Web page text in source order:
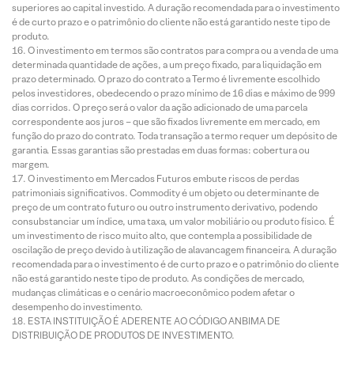
superiores ao capital investido. A duração recomendada para o investimento
é de curto prazo e o patrimônio do cliente não está garantido neste tipo de
produto.
O investimento em termos são contratos para compra ou a venda de uma
determinada quantidade de ações, a um preço fixado, para liquidação em
prazo determinado. O prazo do contrato a Termo é livremente escolhido
pelos investidores, obedecendo o prazo mínimo de 16 dias e máximo de 999
dias corridos. O preço será o valor da ação adicionado de uma parcela
correspondente aos juros – que são fixados livremente em mercado, em
função do prazo do contrato. Toda transação a termo requer um depósito de
garantia. Essas garantias são prestadas em duas formas: cobertura ou
margem.
O investimento em Mercados Futuros embute riscos de perdas
patrimoniais significativos. Commodity é um objeto ou determinante de
preço de um contrato futuro ou outro instrumento derivativo, podendo
consubstanciar um índice, uma taxa, um valor mobiliário ou produto físico. É
um investimento de risco muito alto, que contempla a possibilidade de
oscilação de preço devido à utilização de alavancagem financeira. A duração
recomendada para o investimento é de curto prazo e o patrimônio do cliente
não está garantido neste tipo de produto. As condições de mercado,
mudanças climáticas e o cenário macroeconômico podem afetar o
desempenho do investimento.
ESTA INSTITUIÇÃO É ADERENTE AO CÓDIGO ANBIMA DE
DISTRIBUIÇÃO DE PRODUTOS DE INVESTIMENTO.